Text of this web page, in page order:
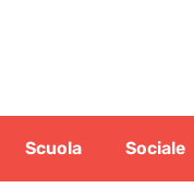
Scuola Sociale